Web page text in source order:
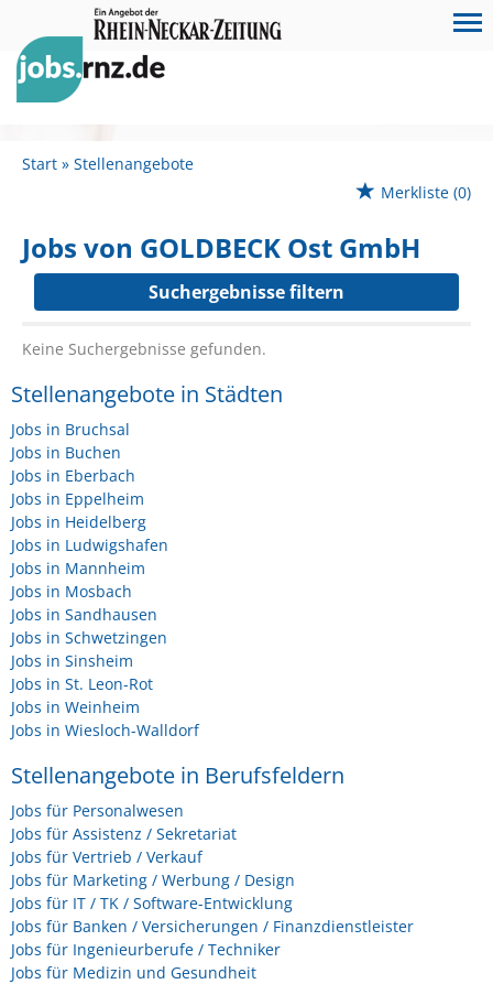
Start
Stellenangebote
Merkliste (0)
Jobs von GOLDBECK Ost GmbH
Suchergebnisse filtern
Keine Suchergebnisse gefunden.
Stellenangebote in Städten
Jobs in Bruchsal
Jobs in Buchen
Jobs in Eberbach
Jobs in Eppelheim
Jobs in Heidelberg
Jobs in Ludwigshafen
Jobs in Mannheim
Jobs in Mosbach
Jobs in Sandhausen
Jobs in Schwetzingen
Jobs in Sinsheim
Jobs in St. Leon-Rot
Jobs in Weinheim
Jobs in Wiesloch-Walldorf
Stellenangebote in Berufsfeldern
Jobs für Personalwesen
Jobs für Assistenz / Sekretariat
Jobs für Vertrieb / Verkauf
Jobs für Marketing / Werbung / Design
Jobs für IT / TK / Software-Entwicklung
Jobs für Banken / Versicherungen / Finanzdienstleister
Jobs für Ingenieurberufe / Techniker
Jobs für Medizin und Gesundheit